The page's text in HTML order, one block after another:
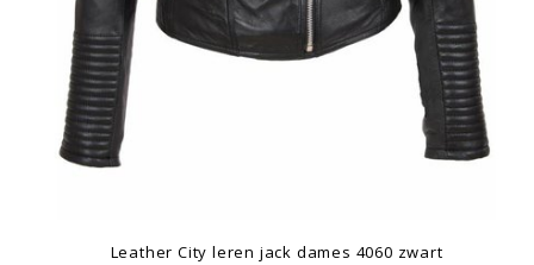
Leather City leren jack dames 4060 zwart